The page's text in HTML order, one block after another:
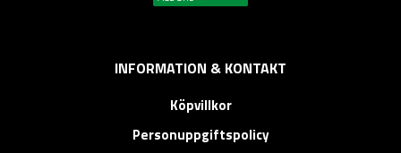
INFORMATION & KONTAKT
Köpvillkor
Personuppgiftspolicy